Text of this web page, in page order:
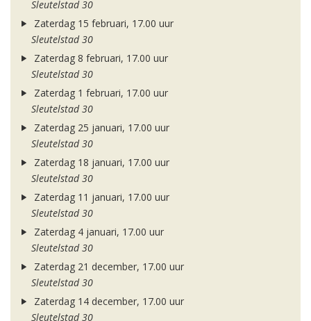
Sleutelstad 30
Zaterdag 15 februari, 17.00 uur
Sleutelstad 30
Zaterdag 8 februari, 17.00 uur
Sleutelstad 30
Zaterdag 1 februari, 17.00 uur
Sleutelstad 30
Zaterdag 25 januari, 17.00 uur
Sleutelstad 30
Zaterdag 18 januari, 17.00 uur
Sleutelstad 30
Zaterdag 11 januari, 17.00 uur
Sleutelstad 30
Zaterdag 4 januari, 17.00 uur
Sleutelstad 30
Zaterdag 21 december, 17.00 uur
Sleutelstad 30
Zaterdag 14 december, 17.00 uur
Sleutelstad 30